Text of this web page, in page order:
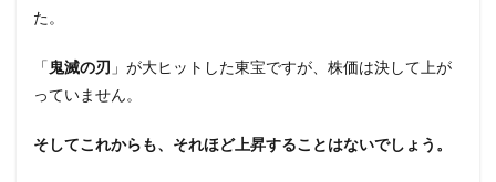
た。
「鬼滅の刃 」が大ヒットした東宝ですが、株価は決して上が
っていません。
そしてこれからも、それほど上昇することはないでしょう。